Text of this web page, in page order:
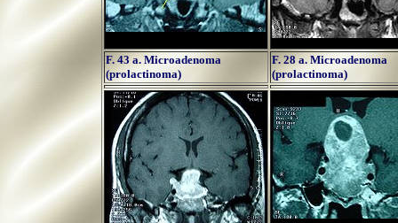
F. 43 a. Microadenoma
(prolactinoma)
F. 28 a. Microadenoma
(prolactinoma)